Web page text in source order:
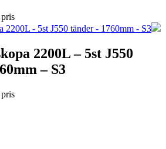
2200L – 5st J550
– S3